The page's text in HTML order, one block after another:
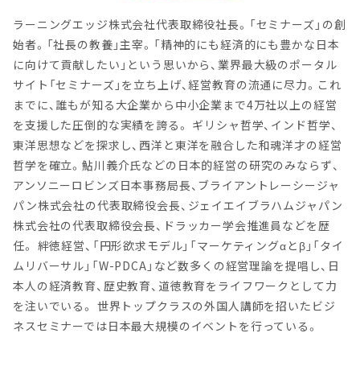
ラーニングエッジ株式会社代表取締役社長。「セミナーズ」の創
始者。「社長の教養」主宰。「精神的にも経済的にも豊かな日本
に向けて貢献したい」という思いから、業界最大級のポータル
サイト「セミナーズ」を立ち上げ、経営教育の流通に尽力。これ
までに、誰もが知る大企業から中小企業まで4万社以上の経営
を支援した圧倒的な実績を誇る。 ギリシャ哲学、インド哲学、
東洋思想などを探求し、西洋と東洋を融合した和魂洋才の経営
哲学を確立。鮎川義介氏などの日本的経営の研究のみならず、
アンソニーロビンズ日本事務局長、ブライアントレーシージャ
パン株式会社の代表取締役会長、ジェイエイブラハムジャパン
株式会社の代表取締役会長、ドラッカー学会推進員などを歴
任。 絆徳経営、「円形欲求モデル」「マーケティングαとβ」「タイ
ムリバーサル」「W-PDCA」など数多くの経営理論を提唱し、日
本人の経済教育、歴史教育、道徳教育をライフワークとして力
を注いでいる。 世界トップクラスの外国人講師を招いたビジ
ネスセミナーでは日本最大規模のイベントを行っている。